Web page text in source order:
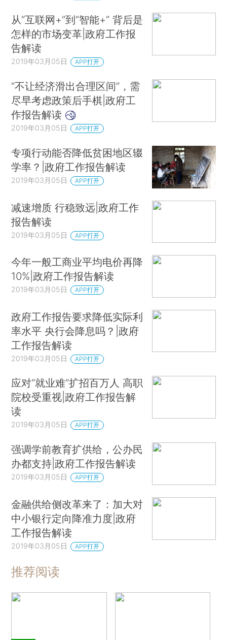
从“互联网+”到“智能+” 背后是
怎样的市场变革|政府工作报
告解读
2019年03月05日 APP打开
“不让经济滑出合理区间”，需
尽早考虑政策后手棋|政府工
作报告解读
2019年03月05日 APP打开
专项行动能否降低贫困地区辍
学率？|政府工作报告解读
2019年03月05日 APP打开
减速增质 行稳致远|政府工作
报告解读
2019年03月05日 APP打开
今年一般工商业平均电价再降
10%|政府工作报告解读
2019年03月05日 APP打开
政府工作报告要求降低实际利
率水平 央行会降息吗？|政府
工作报告解读
2019年03月05日 APP打开
应对“就业难”扩招百万人 高职
院校受重视|政府工作报告解
读
2019年03月05日 APP打开
强调学前教育扩供给，公办民
办都支持|政府工作报告解读
2019年03月05日 APP打开
金融供给侧改革来了：加大对
中小银行定向降准力度|政府
工作报告解读
2019年03月05日 APP打开
推荐阅读